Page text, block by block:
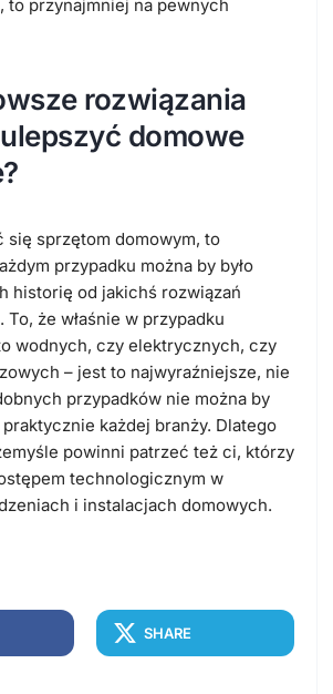
to przynajmniej na pewnych
rozwiązania
domowe
się sprzętom domowym, to
przypadku można by było
historię od jakichś rozwiązań
To, że właśnie w przypadku
wodnych, czy elektrycznych, czy
– jest to najwyraźniejsze, nie
przypadków nie można by
praktycznie każdej branży. Dlatego
powinni patrzeć też ci, którzy
technologicznym w
i instalacjach domowych.
SHARE